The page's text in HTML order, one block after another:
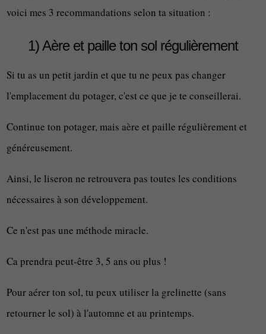
voici mes 3 recommandations selon ta situation :
1) Aère et paille ton sol régulièrement
Si tu as un petit jardin et que tu ne peux pas changer
l'emplacement du potager, c'est ce que je te conseillerai.
Continue ton potager, mais aère et paille régulièrement et
généreusement.
Ainsi, le liseron ne retrouvera pas toutes les conditions
nécessaires à son développement.
Ce n'est pas une méthode miracle.
Ca prendra peut-être 3, 5 ans ou plus !
Pour aérer ton sol, tu peux utiliser la grelinette (sans
retourner le sol) à l'automne et au printemps.